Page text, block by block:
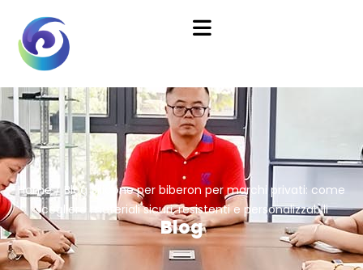
Home/ Blog Silicone per biberon per marchi privati: come
scegliere materiali sicuri, resistenti e personalizzabili
Blog